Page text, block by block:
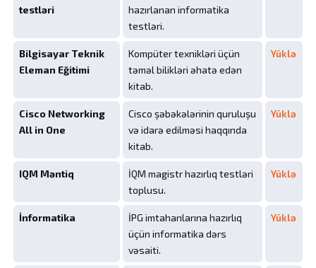
testləri
hazırlanan informatika
testləri.
Bilgisayar Teknik
Eleman Eğitimi
Kompüter texnikləri üçün
təməl bilikləri əhatə edən
kitab.
Yüklə
Cisco Networking
All in One
Cisco şəbəkələrinin quruluşu
və idarə edilməsi haqqında
kitab.
Yüklə
IQM Məntiq
İQM magistr hazırlıq testləri
toplusu.
Yüklə
İnformatika
İPG imtahanlarına hazırlıq
üçün informatika dərs
vəsaiti.
Yüklə